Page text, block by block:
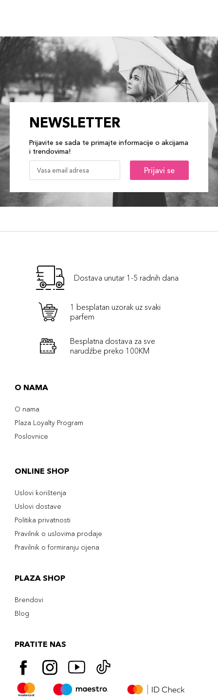
NEWSLETTER
Prijavite se sada te primajte informacije o akcijama
i trendovima!
Prijavi se
Dostava unutar 1-5 radnih dana
1 besplatan uzorak uz svaki
parfem
Besplatna dostava za sve
narudźbe preko 100KM
O NAMA
O nama
Plaza Loyalty Program
Poslovnice
ONLINE SHOP
Uslovi korištenja
Uslovi dostave
Politika privatnosti
Pravilnik o uslovima prodaje
Pravilnik o formiranju cijena
PLAZA SHOP
Brendovi
Blog
PRATITE NAS